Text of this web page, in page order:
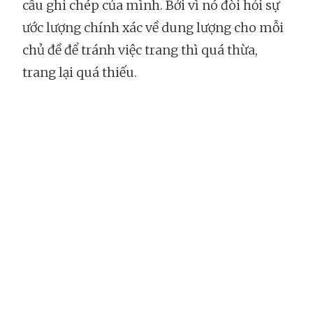
cầu ghi chép của mình. Bởi vì nó đòi hỏi sự
ước lượng chính xác về dung lượng cho mỗi
chủ đề để tránh việc trang thì quá thừa,
trang lại quá thiếu.